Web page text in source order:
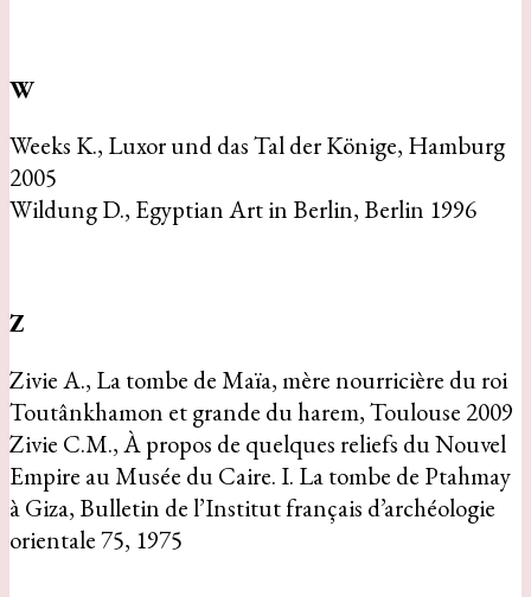
W
Weeks K., Luxor und das Tal der Könige, Hamburg
2005
Wildung D., Egyptian Art in Berlin, Berlin 1996
Z
Zivie A., La tombe de Maïa, mère nourricière du roi
Toutânkhamon et grande du harem, Toulouse 2009
Zivie C.M., À propos de quelques reliefs du Nouvel
Empire au Musée du Caire. I. La tombe de Ptahmay
à Giza, Bulletin de l’Institut français d’archéologie
orientale 75, 1975